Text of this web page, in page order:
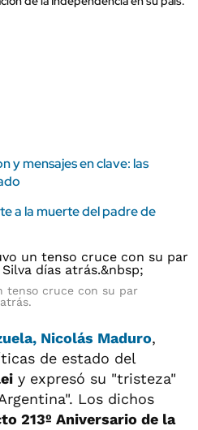
y mensajes en clave: las
a la muerte del padre de
tenso cruce con su par
Nicolás Maduro,
de estado del
y expresó su "tristeza"
Los dichos
213º Aniversario de la